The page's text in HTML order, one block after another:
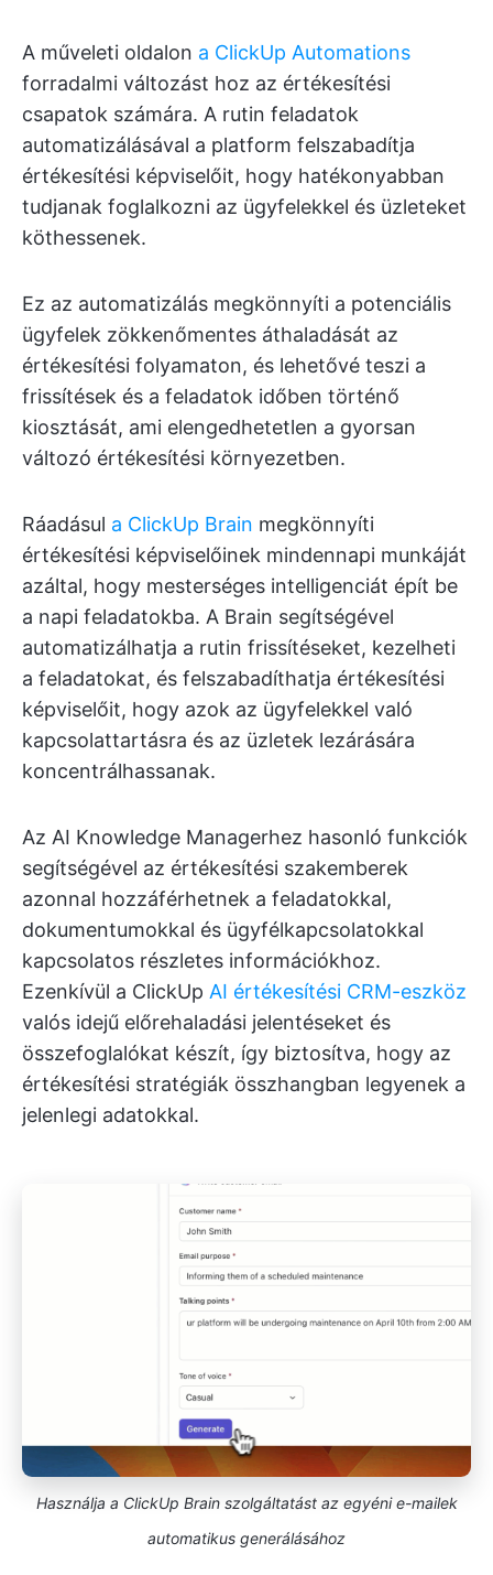
A műveleti oldalon a ClickUp Automations
forradalmi változást hoz az értékesítési
csapatok számára. A rutin feladatok
automatizálásával a platform felszabadítja
értékesítési képviselőit, hogy hatékonyabban
tudjanak foglalkozni az ügyfelekkel és üzleteket
köthessenek.
Ez az automatizálás megkönnyíti a potenciális
ügyfelek zökkenőmentes áthaladását az
értékesítési folyamaton, és lehetővé teszi a
frissítések és a feladatok időben történő
kiosztását, ami elengedhetetlen a gyorsan
változó értékesítési környezetben.
Ráadásul a ClickUp Brain megkönnyíti
értékesítési képviselőinek mindennapi munkáját
azáltal, hogy mesterséges intelligenciát épít be
a napi feladatokba. A Brain segítségével
automatizálhatja a rutin frissítéseket, kezelheti
a feladatokat, és felszabadíthatja értékesítési
képviselőit, hogy azok az ügyfelekkel való
kapcsolattartásra és az üzletek lezárására
koncentrálhassanak.
Az AI Knowledge Managerhez hasonló funkciók
segítségével az értékesítési szakemberek
azonnal hozzáférhetnek a feladatokkal,
dokumentumokkal és ügyfélkapcsolatokkal
kapcsolatos részletes információkhoz.
Ezenkívül a ClickUp AI értékesítési CRM-eszköz
valós idejű előrehaladási jelentéseket és
összefoglalókat készít, így biztosítva, hogy az
értékesítési stratégiák összhangban legyenek a
jelenlegi adatokkal.
Használja a ClickUp Brain szolgáltatást az egyéni e-mailek
automatikus generálásához